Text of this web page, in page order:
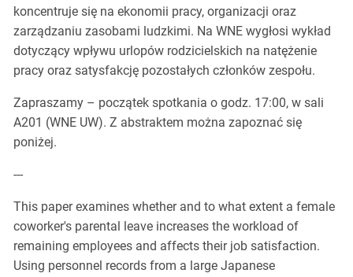
koncentruje się na ekonomii pracy, organizacji oraz
zarządzaniu zasobami ludzkimi. Na WNE wygłosi wykład
dotyczący wpływu urlopów rodzicielskich na natężenie
pracy oraz satysfakcję pozostałych członków zespołu.
Zapraszamy – początek spotkania o godz. 17:00, w sali
A201 (WNE UW). Z abstraktem można zapoznać się
poniżej.
---
This paper examines whether and to what extent a female
coworker's parental leave increases the workload of
remaining employees and affects their job satisfaction.
Using personnel records from a large Japanese